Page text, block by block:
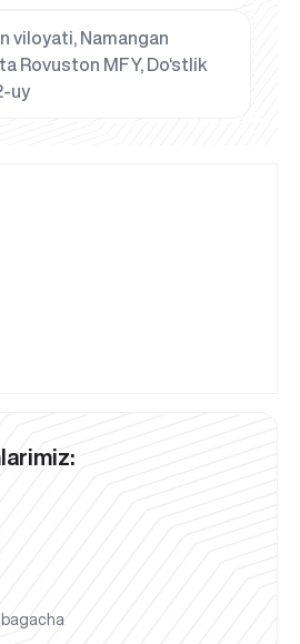
viloyati, Namangan
Rovuston MFY, Do‘stlik
uy